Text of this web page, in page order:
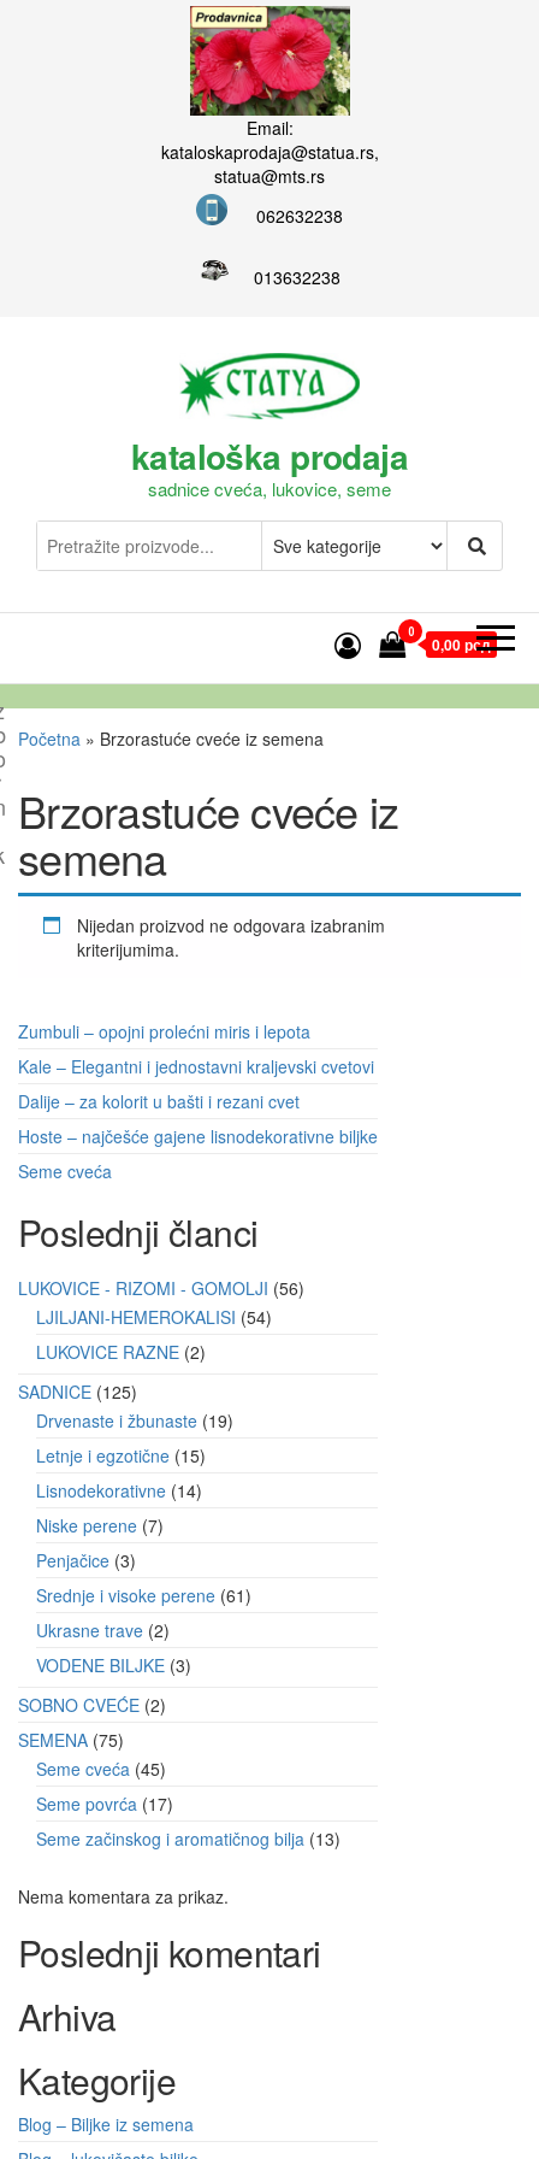
Email:
kataloskaprodaja@statua.rs,
statua@mts.rs
062632238
013632238
kataloška prodaja
sadnice cveća, lukovice, seme
0
0,00 рсд
Početna » Brzorastuće cveće iz semena
Brzorastuće cveće iz
semena
Nijedan proizvod ne odgovara izabranim
kriterijumima.
Zumbuli – opojni prolećni miris i lepota
Kale – Elegantni i jednostavni kraljevski cvetovi
Dalije – za kolorit u bašti i rezani cvet
Hoste – najčešće gajene lisnodekorativne biljke
Seme cveća
Poslednji članci
LUKOVICE - RIZOMI - GOMOLJI 56
LJILJANI-HEMEROKALISI 54
LUKOVICE RAZNE 2
SADNICE 125
Drvenaste i žbunaste 19
Letnje i egzotične 15
Lisnodekorativne 14
Niske perene 7
Penjačice 3
Srednje i visoke perene 61
Ukrasne trave 2
VODENE BILJKE 3
SOBNO CVEĆE 2
SEMENA 75
Seme cveća 45
Seme povrća 17
Seme začinskog i aromatičnog bilja 13
Nema komentara za prikaz.
Poslednji komentari
Arhiva
Kategorije
Blog – Biljke iz semena